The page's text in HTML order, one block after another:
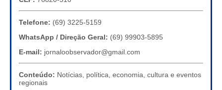
Telefone: (69) 3225-5159
WhatsApp / Direção Geral: (69) 99903-5895
E-mail: jornaloobservador@gmail.com
Conteúdo: Notícias, política, economia, cultura e eventos
regionais